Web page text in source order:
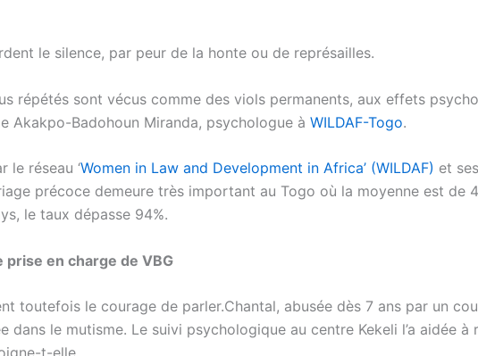
le silence, par peur de la honte ou de représailles.
répétés sont vécus comme des viols permanents, aux effets
Akakpo-Badohoun Miranda, psychologue à WILDAF-Togo.
le réseau ‘Women in Law and Development in Africa’ (WILDAF) et
précoce demeure très important au Togo où la moyenne est de
le taux dépasse 94%.
prise en charge de VBG
toutefois le courage de parler.Chantal, abusée dès 7 ans par un
dans le mutisme. Le suivi psychologique au centre Kekeli l’a aidée à